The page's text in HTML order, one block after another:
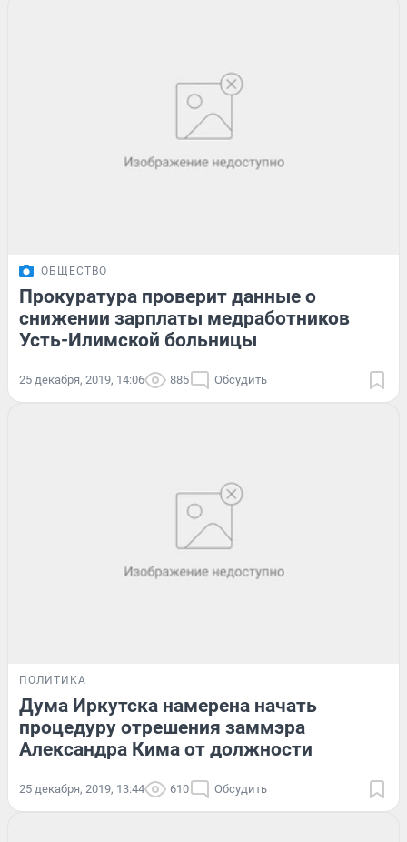
ОБЩЕСТВО
Прокуратура проверит данные о
снижении зарплаты медработников
Усть-Илимской больницы
25 декабря, 2019, 14:06 885 Обсудить
ПОЛИТИКА
Дума Иркутска намерена начать
процедуру отрешения заммэра
Александра Кима от должности
25 декабря, 2019, 13:44 610 Обсудить